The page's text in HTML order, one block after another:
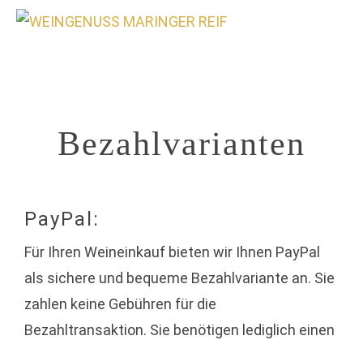
Bezahlvarianten
PayPal:
Für Ihren Weineinkauf bieten wir Ihnen PayPal
als sichere und bequeme Bezahlvariante an. Sie
zahlen keine Gebühren für die
Bezahltransaktion. Sie benötigen lediglich einen